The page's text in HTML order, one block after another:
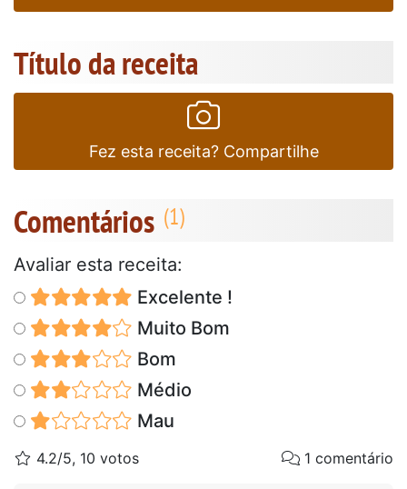
Título da receita
Fez esta receita? Compartilhe
Comentários
Avaliar esta receita:
Excelente !
Muito Bom
Bom
Médio
Mau
4.2/5, 10 votos 1 comentário